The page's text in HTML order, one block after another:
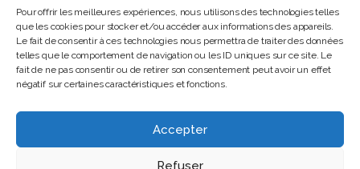
Pour offrir les meilleures expériences, nous utilisons des technologies telles
que les cookies pour stocker et/ou accéder aux informations des appareils.
Le fait de consentir à ces technologies nous permettra de traiter des données
telles que le comportement de navigation ou les ID uniques sur ce site. Le
fait de ne pas consentir ou de retirer son consentement peut avoir un effet
négatif sur certaines caractéristiques et fonctions.
Accepter
Refuser
194, rue de Rivoli 75001 Paris France
Nous suivre